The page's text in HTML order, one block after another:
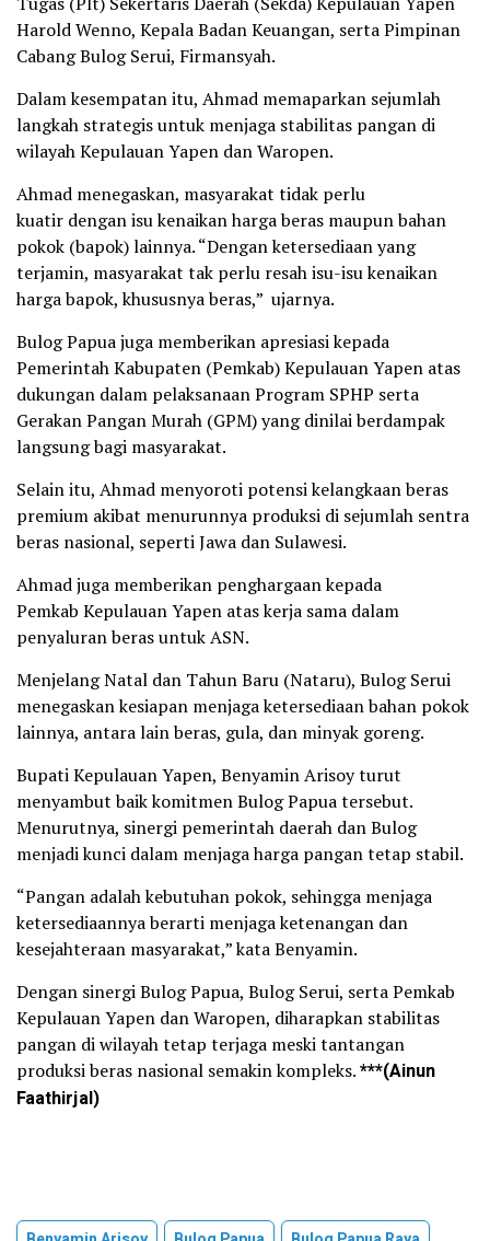
Harold Wenno, Kepala Badan Keuangan, serta Pimpinan
Cabang Bulog Serui, Firmansyah.
Dalam kesempatan itu, Ahmad memaparkan sejumlah
langkah strategis untuk menjaga stabilitas pangan di
wilayah Kepulauan Yapen dan Waropen.
Ahmad menegaskan, masyarakat tidak perlu
kuatir dengan isu kenaikan harga beras maupun bahan
pokok (bapok) lainnya. “Dengan ketersediaan yang
terjamin, masyarakat tak perlu resah isu-isu kenaikan
harga bapok, khususnya beras,” ujarnya.
Bulog Papua juga memberikan apresiasi kepada
Pemerintah Kabupaten (Pemkab) Kepulauan Yapen atas
dukungan dalam pelaksanaan Program SPHP serta
Gerakan Pangan Murah (GPM) yang dinilai berdampak
langsung bagi masyarakat.
Selain itu, Ahmad menyoroti potensi kelangkaan beras
premium akibat menurunnya produksi di sejumlah sentra
beras nasional, seperti Jawa dan Sulawesi.
Ahmad juga memberikan penghargaan kepada
Pemkab Kepulauan Yapen atas kerja sama dalam
penyaluran beras untuk ASN.
Menjelang Natal dan Tahun Baru (Nataru), Bulog Serui
menegaskan kesiapan menjaga ketersediaan bahan pokok
lainnya, antara lain beras, gula, dan minyak goreng.
Bupati Kepulauan Yapen, Benyamin Arisoy turut
menyambut baik komitmen Bulog Papua tersebut.
Menurutnya, sinergi pemerintah daerah dan Bulog
menjadi kunci dalam menjaga harga pangan tetap stabil.
“Pangan adalah kebutuhan pokok, sehingga menjaga
ketersediaannya berarti menjaga ketenangan dan
kesejahteraan masyarakat,” kata Benyamin.
Dengan sinergi Bulog Papua, Bulog Serui, serta Pemkab
Kepulauan Yapen dan Waropen, diharapkan stabilitas
pangan di wilayah tetap terjaga meski tantangan
produksi beras nasional semakin kompleks.***(Ainun
Faathirjal)